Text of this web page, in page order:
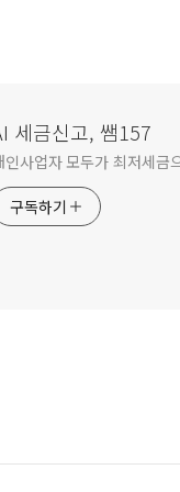
세금신고, 쌤157
인사업자 모두가 최저세금
구독하기